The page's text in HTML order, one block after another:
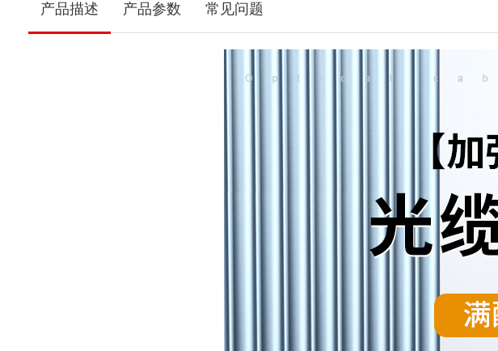
产品描述 产品参数 常见问题